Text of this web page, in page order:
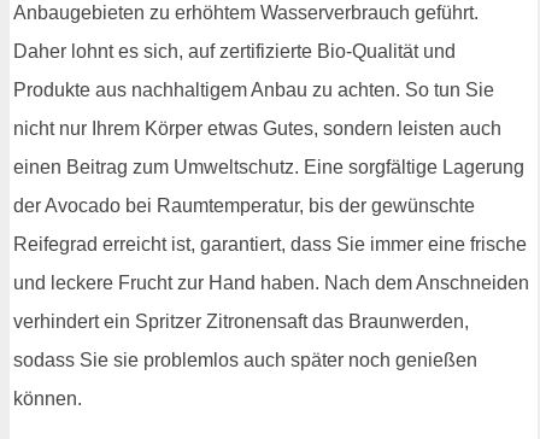
Anbaugebieten zu erhöhtem Wasserverbrauch geführt.
Daher lohnt es sich, auf zertifizierte Bio-Qualität und
Produkte aus nachhaltigem Anbau zu achten. So tun Sie
nicht nur Ihrem Körper etwas Gutes, sondern leisten auch
einen Beitrag zum Umweltschutz. Eine sorgfältige Lagerung
der Avocado bei Raumtemperatur, bis der gewünschte
Reifegrad erreicht ist, garantiert, dass Sie immer eine frische
und leckere Frucht zur Hand haben. Nach dem Anschneiden
verhindert ein Spritzer Zitronensaft das Braunwerden,
sodass Sie sie problemlos auch später noch genießen
können.